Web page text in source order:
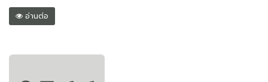
อ่านต่อ